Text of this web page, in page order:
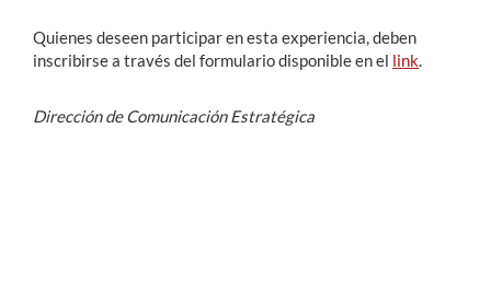
Quienes deseen participar en esta experiencia, deben
inscribirse a través del formulario disponible en el link
Dirección de Comunicación Estratégica